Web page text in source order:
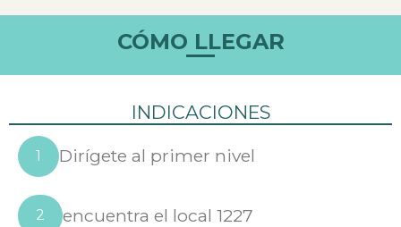
CÓMO LLEGAR
INDICACIONES
1 Dirígete al primer nivel
2 encuentra el local 1227